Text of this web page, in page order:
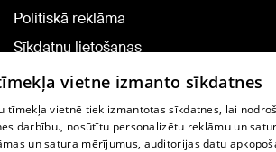
Politiskā reklāma
Sīkdatņu lietošanas
noteikumi
Komentāru pievienošana
TV programma
vietne izmanto sīkdatnes
tīmekļa vietnē tiek izmantotas sīkdatnes, lai
darbību., nosūtītu personalizētu reklāmu un
un satura mērījumus, auditorijas datu